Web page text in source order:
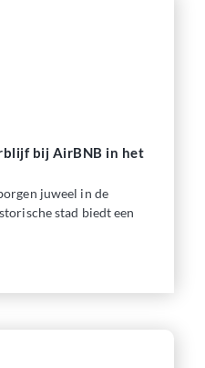
bij AirBNB in het
juweel in de
stad biedt een